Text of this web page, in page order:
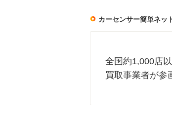
カーセンサー簡単ネッ
全国約1,000店
買取事業者が参